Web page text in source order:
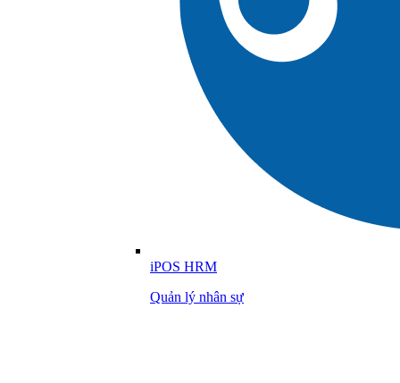
iPOS HRM
Quản lý nhân sự